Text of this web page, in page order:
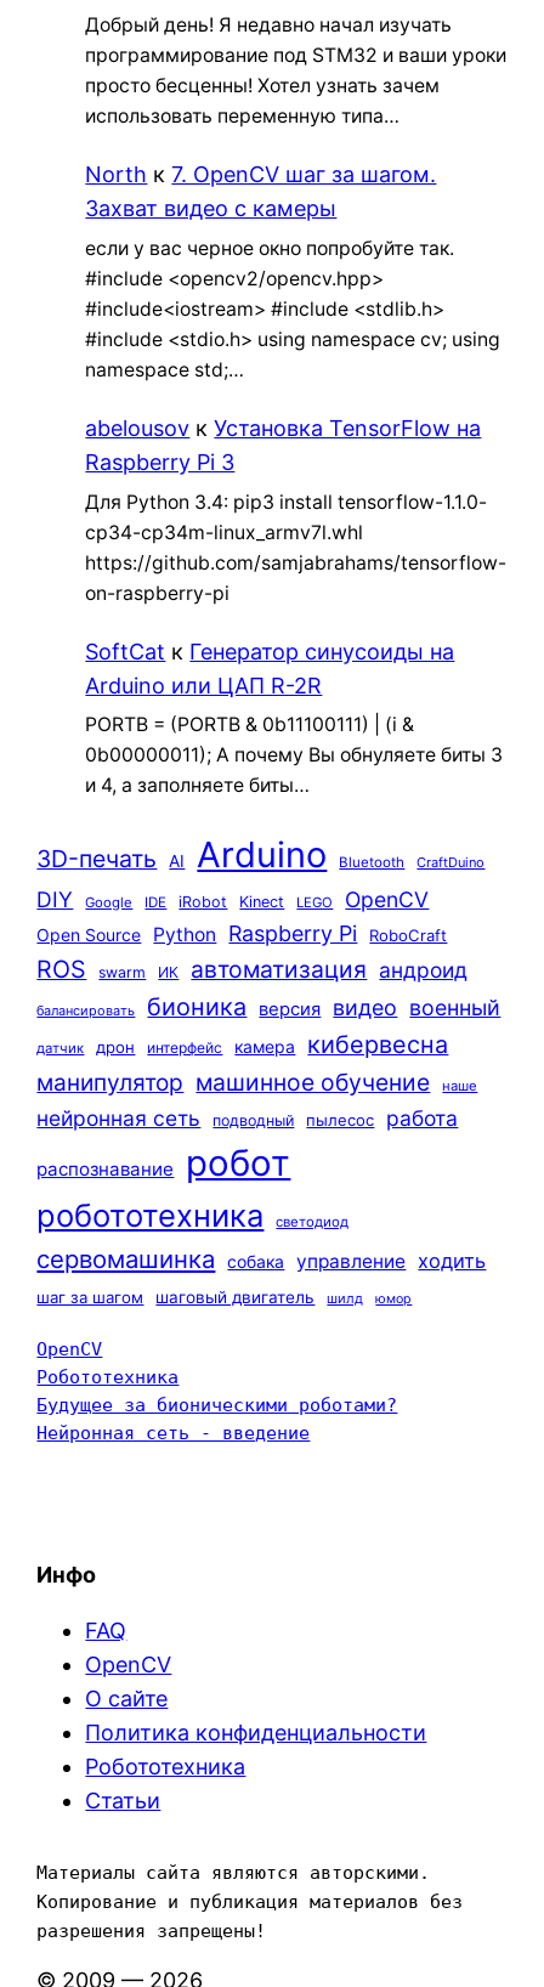
Добрый день! Я недавно начал изучать
программирование под STM32 и ваши уроки
просто бесценны! Хотел узнать зачем
использовать переменную типа…
North к7. OpenCV шаг за шагом.
Захват видео с камеры
если у вас черное окно попробуйте так.
#include <opencv2/opencv.hpp>
#include<iostream> #include <stdlib.h>
#include <stdio.h> using namespace cv; using
namespace std;…
abelousov кУстановка TensorFlow на
Raspberry Pi 3
Для Python 3.4: pip3 install tensorflow-1.1.0-
cp34-cp34m-linux_armv7l.whl
https://github.com/samjabrahams/tensorflow-
on-raspberry-pi
SoftCat к Генератор синусоиды на
Arduino или ЦАП R-2R
PORTB = (PORTB & 0b11100111) | (i &
0b00000011); А почему Вы обнуляете биты 3
и 4, а заполняете биты…
3D-печать AI Arduino Bluetooth CraftDuino
DIY Google IDE iRobot Kinect LEGO OpenCV
Open Source Python Raspberry Pi RoboCraft
ROS swarm ИК автоматизация андроид
балансировать бионика версия видео военный
датчик дрон интерфейс камера кибервесна
манипулятор машинное обучение наше
нейронная сеть подводный пылесос работа
распознавание робот
робототехника светодиод
сервомашинка собака управление ходить
шаг за шагом шаговый двигатель шилд юмор
OpenCV
Робототехника
Будущее за бионическими роботами?
Нейронная сеть - введение
Инфо
FAQ
OpenCV
О сайте
Политика конфиденциальности
Робототехника
Статьи
Материалы сайта являются авторскими.
Копирование и публикация материалов без
разрешения запрещены!
© 2009 — 2026